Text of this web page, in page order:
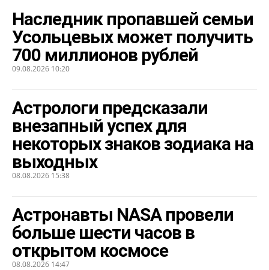
Наследник пропавшей семьи
Усольцевых может получить
700 миллионов рублей
09.08.2026 10:20
Астрологи предсказали
внезапный успех для
некоторых знаков зодиака на
выходных
08.08.2026 15:38
Астронавты NASA провели
больше шести часов в
открытом космосе
08.08.2026 14:47